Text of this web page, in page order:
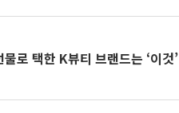
로 택한 K뷰티 브랜드는 ‘이것’